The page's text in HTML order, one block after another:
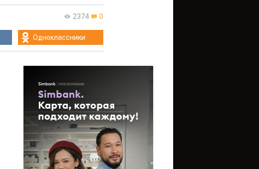
2374 0
Одноклассники